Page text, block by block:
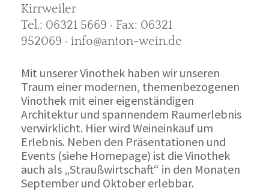
Kirrweiler
Tel.: 06321 5669 · Fax: 06321
952069 · info@anton-wein.de
Mit unserer Vinothek haben wir unseren
Traum einer modernen, themenbezogenen
Vinothek mit einer eigenständigen
Architektur und spannendem Raumerlebnis
verwirklicht. Hier wird Weineinkauf um
Erlebnis. Neben den Präsentationen und
Events (siehe Homepage) ist die Vinothek
auch als „Straußwirtschaft“ in den Monaten
September und Oktober erlebbar.